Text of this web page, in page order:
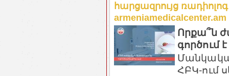
հարցազրույց
armeniamedicalcenter.am
Որքա՞ն
գործում
ՀԲԿ-ում